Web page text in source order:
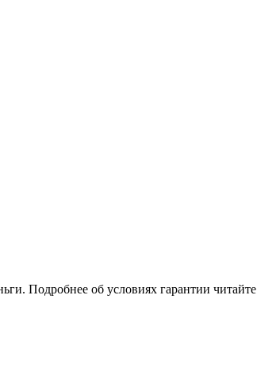
Подробнее об условиях гарантии читайте